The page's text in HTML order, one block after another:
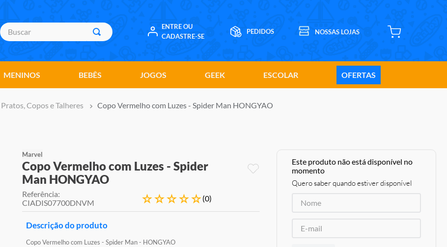
Buscar
ENTRE OU
CADASTRE-SE
MENINOS BEBÊS JOGOS GEEK ESCOLAR OFERTAS
Pratos, Copos e Talheres Copo Vermelho com Luzes - Spider Man HONGYAO
Marvel
Copo Vermelho com Luzes - Spider
Man HONGYAO
Referência:
CIADIS07700DNVM
☆☆☆☆☆(0)
Descrição do produto
Copo Vermelho com Luzes - Spider Man - HONGYAO
Este produto não está disponível no
momento
Quero saber quando estiver disponível